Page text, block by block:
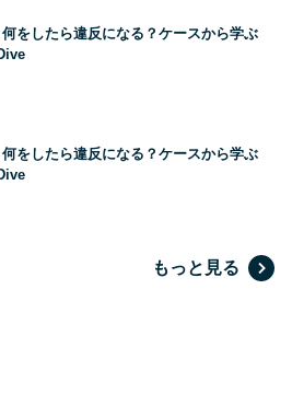
をしたら違反になる？ケースから学ぶ
をしたら違反になる？ケースから学ぶ
もっと見る